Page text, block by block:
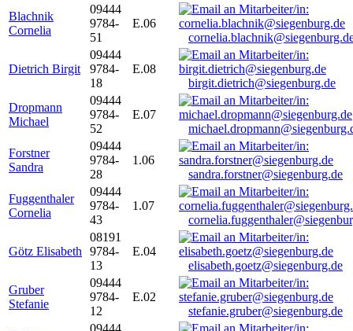
Blachnik
Cornelia
09444
9784-
51
E.06
Dietrich Birgit
09444
9784-
18
E.08
birgit.dietrich@siegenburg.de
Dropmann
Michael
09444
9784-
52
E.07
Forstner
Sandra
09444
9784-
28
1.06
sandra.forstner@siegenburg.de
Fuggenthaler
Cornelia
09444
9784-
43
1.07
Götz Elisabeth
08191
9784-
13
E.04
elisabeth.goetz@siegenburg.de
Gruber
Stefanie
09444
9784-
12
E.02
stefanie.gruber@siegenburg.de